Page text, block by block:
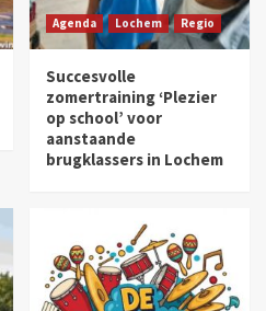
Agenda Lochem Regio
Succesvolle
zomertraining ‘Plezier
op school’ voor
aanstaande
brugklassers in Lochem